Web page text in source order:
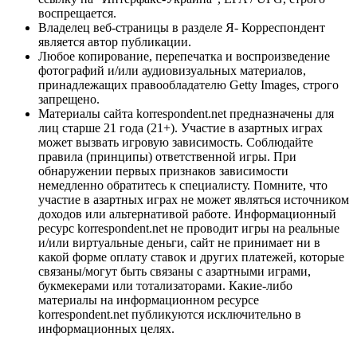
воспрещается.
Владелец веб-страницы в разделе Я- Корреспондент
является автор публикации.
Любое копирование, перепечатка и воспроизведение
фотографий и/или аудиовизуальных материалов,
принадлежащих правообладателю Getty Images, строго
запрещено.
Материалы сайта korrespondent.net предназначены для
лиц старше 21 года (21+). Участие в азартных играх
может вызвать игровую зависимость. Соблюдайте
правила (принципы) ответственной игры. При
обнаружении первых признаков зависимости
немедленно обратитесь к специалисту. Помните, что
участие в азартных играх не может являться источником
доходов или альтернативой работе. Информационный
ресурс korrespondent.net не проводит игры на реальные
и/или виртуальные деньги, сайт не принимает ни в
какой форме оплату ставок и других платежей, которые
связаны/могут быть связаны с азартными играми,
букмекерами или тотализаторами. Какие-либо
материалы на информационном ресурсе
korrespondent.net публикуются исключительно в
информационных целях.